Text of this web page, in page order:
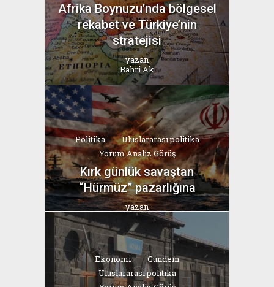
Afrika Boynuzu’nda bölgesel
rekabet ve Türkiye’nin
stratejisi
yazan
Bahri Ak
Politika
Uluslararası politika
Yorum Analiz Görüş
Kırk günlük savaştan
“Hürmüz” pazarlığına
yazan
Bahri Ak
Ekonomi
Gündem
Uluslararası politika